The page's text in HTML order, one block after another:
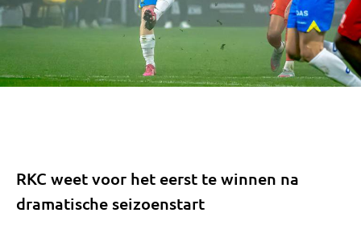
RKC weet voor het eerst te winnen na
dramatische seizoenstart